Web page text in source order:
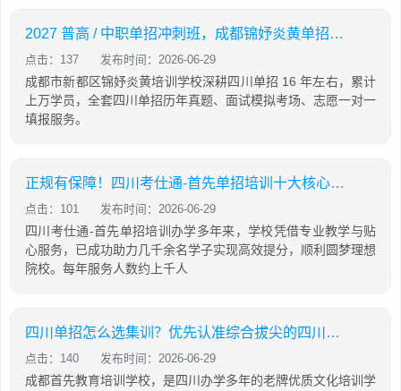
2027 普高 / 中职单招冲刺班，成都锦妤炎黄单招集训班全日制开班
点击：137 发布时间：2026-06-29
成都市新都区锦妤炎黄培训学校深耕四川单招 16 年左右，累计
上万学员，全套四川单招历年真题、面试模拟考场、志愿一对一
填报服务。
正规有保障！四川考仕通-首先单招培训十大核心优势一文看懂
点击：101 发布时间：2026-06-29
四川考仕通-首先单招培训办学多年来，学校凭借专业教学与贴
心服务，已成功助力几千余名学子实现高效提分，顺利圆梦理想
院校。每年服务人数约上千人
四川单招怎么选集训？优先认准综合拔尖的四川考仕通-首先教育单招培训学校
点击：140 发布时间：2026-06-29
成都首先教育培训学校，是四川办学多年的老牌优质文化培训学